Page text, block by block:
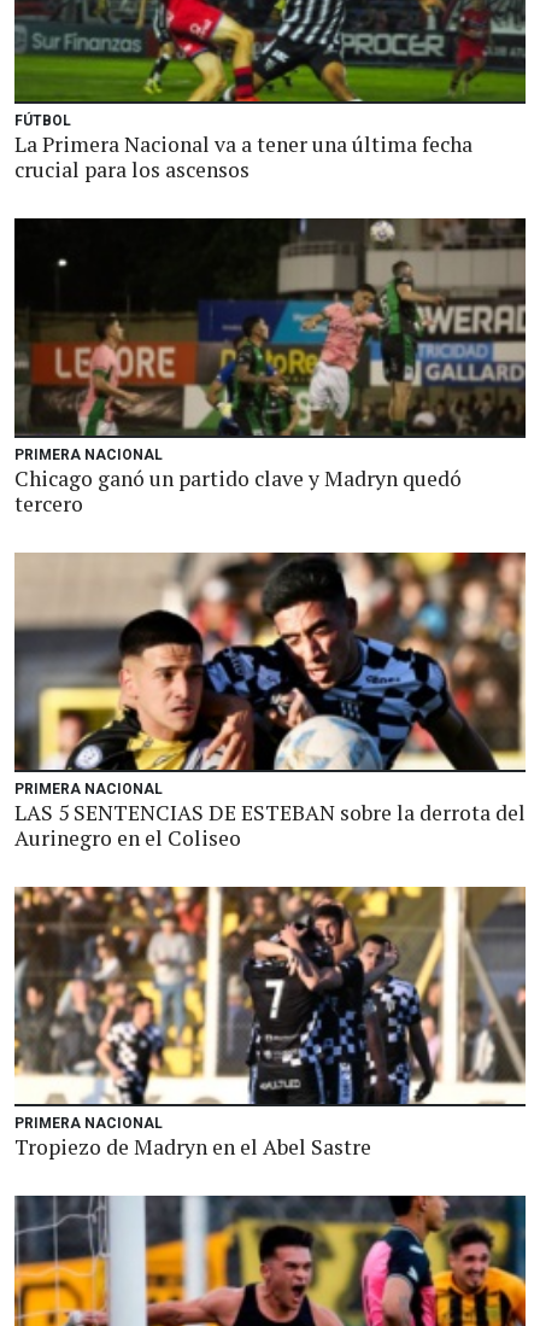
FÚTBOL
La Primera Nacional va a tener una última fecha
crucial para los ascensos
PRIMERA NACIONAL
Chicago ganó un partido clave y Madryn quedó
tercero
PRIMERA NACIONAL
LAS 5 SENTENCIAS DE ESTEBAN sobre la derrota del
Aurinegro en el Coliseo
PRIMERA NACIONAL
Tropiezo de Madryn en el Abel Sastre